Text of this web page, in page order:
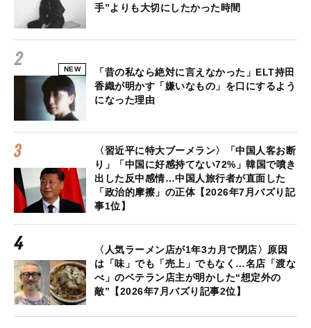
手”よりも大切にしたかった時間
NEW
「昔の私なら絶対に言えなかった」ELT持田
香織が明かす「嫌いなもの」を口にするよう
になった理由
〈習近平に特大ブーメラン〉「中国人客お断
り」「中国に好感持てない72%」韓国で噴き
出した反中感情…中国人旅行者が直面した
「政治的摩擦」の正体【2026年7月バズり記
事1位】
〈人気ラーメン店が1年3カ月で閉店〉原因
は「味」でも「売上」でもなく…名店「渡な
べ」のベテラン店主が明かした“想定外の
敵”【2026年7月バズり記事2位】